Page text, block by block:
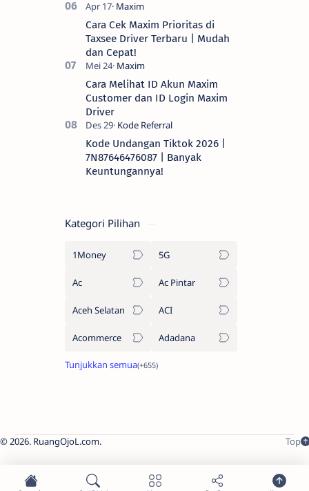
Cara Cek Maxim Prioritas di
Taxsee Driver Terbaru | Mudah
dan Cepat!
Cara Melihat ID Akun Maxim
Customer dan ID Login Maxim
Driver
Kode Undangan Tiktok 2026 |
7N87646476087 | Banyak
Keuntungannya!
Kategori Pilihan
1Money 5G
Ac Ac Pintar
Aceh Selatan ACI
Acommerce Adadana
2026. RuangOjoL.com.